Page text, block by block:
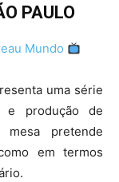
PAULO
Mundo
uma série
e produção de
mesa pretende
em termos